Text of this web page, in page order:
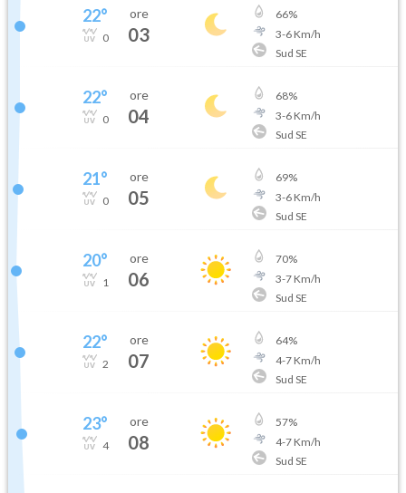
22°
0
ore
03
66%
3-6Km/h
Sud SE
22°
0
ore
04
68%
3-6Km/h
Sud SE
21°
0
ore
05
69%
3-6Km/h
Sud SE
20°
1
ore
06
70%
3-7Km/h
Sud SE
22°
2
ore
07
64%
4-7Km/h
Sud SE
23°
4
ore
08
57%
4-7Km/h
Sud SE